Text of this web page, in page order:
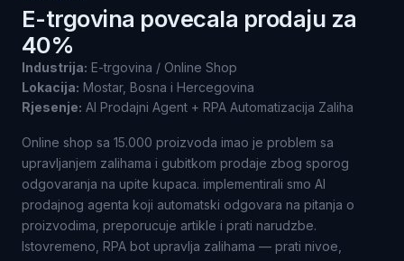
E-trgovina povecala prodaju za
40%
Industrija: E-trgovina / Online Shop
Lokacija: Mostar, Bosna i Hercegovina
Rjesenje: AI Prodajni Agent + RPA Automatizacija Zaliha
Online shop sa 15.000 proizvoda imao je problem sa
upravljanjem zalihama i gubitkom prodaje zbog sporog
odgovaranja na upite kupaca. implementirali smo AI
prodajnog agenta koji automatski odgovara na pitanja o
proizvodima, preporucuje artikle i prati narudzbe.
Istovremeno, RPA bot upravlja zalihama — prati nivoe,